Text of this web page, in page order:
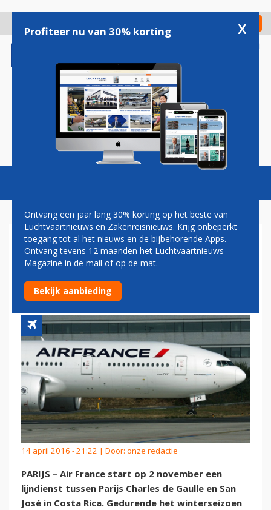
gaan
Check in
Magazine Podcasts Vacatures
AIR FRANCE START
LIJNDIENST NAAR COSTA
RICA
14 april 2016 - 21:22 | Door: onze redactie
PARIJS – Air France start op 2 november een
lijndienst tussen Parijs Charles de Gaulle en San
José in Costa Rica. Gedurende het winterseizoen
Profiteer nu van 30% korting x
Ontvang een jaar lang 30% korting op het beste van
Luchtvaartnieuws en Zakenreisnieuws. Krijg onbeperkt
toegang tot al het nieuws en de bijbehorende Apps.
Ontvang tevens 12 maanden het Luchtvaartnieuws
Magazine in de mail of op de mat.
Bekijk aanbieding